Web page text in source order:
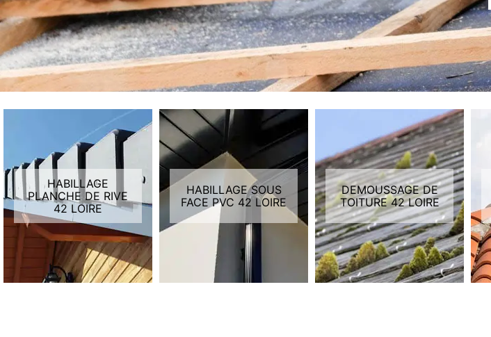
HABILLAGE
PLANCHE DE RIVE
42 LOIRE
HABILLAGE SOUS
FACE PVC 42 LOIRE
DEMOUSSAGE DE
TOITURE 42 LOIRE